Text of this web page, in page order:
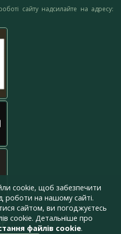
сайту надсилайте на адресу:
cookie, щоб забезпечити
роботи на нашому сайті.
сайтом, ви погоджуєтесь
cookie. Детальніше про
файлів cookie.